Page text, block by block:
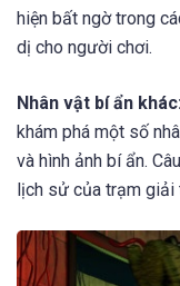
hiện bất ngờ trong
dị cho người chơi.
Nhân vật bí ẩn khác:
khám phá một số
và hình ảnh bí ẩn.
lịch sử của trạm giải